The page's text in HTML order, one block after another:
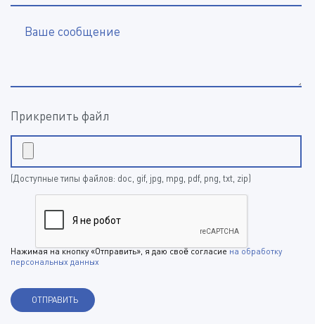
Ваше сообщение
Прикрепить файл
(Доступные типы файлов: doc, gif, jpg, mpg, pdf, png, txt, zip)
Нажимая на кнопку «Отправить», я даю своё согласиена обработку
персональных данных